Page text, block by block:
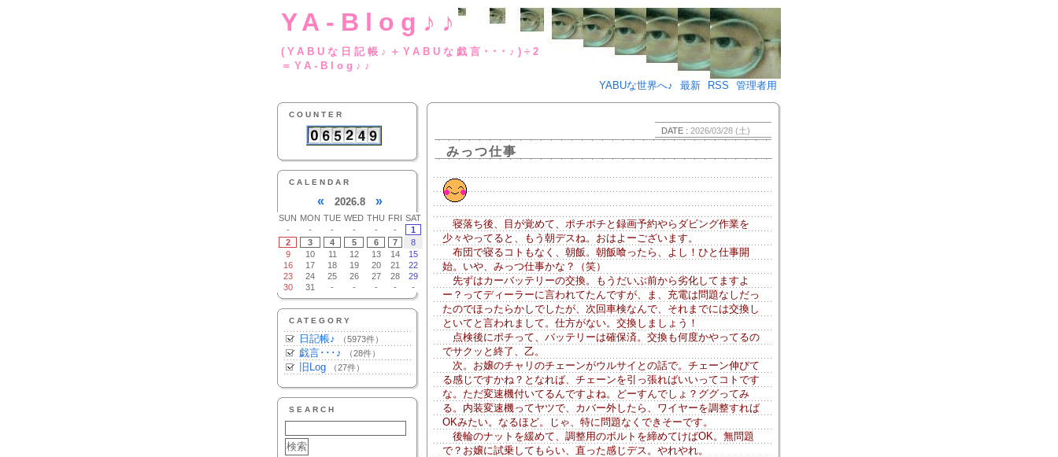
YA-Blog♪♪
(YABUな日記帳♪＋YABUな戯言･･･♪)÷2
＝YA-Blog♪♪
YABUな世界へ♪
最新 RSS 管理者用
COUNTER
CALENDAR
« 2026.8 »
SUN MON TUE WED THU FRI SAT
-
- - - - -
1
2
3 4 5 6 7
8
9
10 11 12 13 14
15
16
17 18 19 20 21
22
23
24 25 26 27 28
29
30
31 - - - - -
CATEGORY
日記帳♪ （5973件）
戯言･･･♪ （28件）
旧Log （27件）
SEARCH
DATE : 2026/03/28 (土)
みっつ仕事
寝落ち後、目が覚めて、ポチポチと録画予約やらダビング作業を
少々やってると、もう朝デスね。おはよーございます。
布団で寝るコトもなく、朝飯。朝飯喰ったら、よし！ひと仕事開
始。いや、みっつ仕事かな？（笑）
先ずはカーバッテリーの交換。もうだいぶ前から劣化してますよ
ー？ってディーラーに言われてたんですが、ま、充電は問題なしだっ
たのでほったらかしでしたが、次回車検なんで、それまでには交換し
といてと言われまして。仕方がない。交換しましょう！
点検後にポチって、バッテリーは確保済。交換も何度かやってるの
でサクッと終了、乙。
次。お嬢のチャリのチェーンがウルサイとの話で。チェーン伸びて
る感じですかね？となれば、チェーンを引っ張ればいいってコトです
な。ただ変速機付いてるんですよね。どーすんでしょ？ググってみ
る。内装変速機ってヤツで、カバー外したら、ワイヤーを調整すれば
OKみたい。なるほど。じゃ、特に問題なくできそーです。
後輪のナットを緩めて、調整用のボルトを締めてけばOK。無問題
で？お嬢に試乗してもらい、直った感じデス。やれやれ。